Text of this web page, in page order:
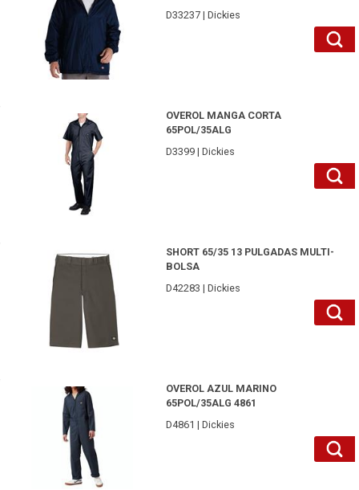
D33237 | Dickies
OVEROL MANGA CORTA
65POL/35ALG
D3399 | Dickies
SHORT 65/35 13 PULGADAS MULTI-
BOLSA
D42283 | Dickies
OVEROL AZUL MARINO
65POL/35ALG 4861
D4861 | Dickies